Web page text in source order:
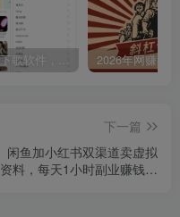
免费听歌下歌软件，支持无损音乐下载
下一篇
闲鱼加小红书双渠道卖虚拟
资料，每天1小时副业赚钱路